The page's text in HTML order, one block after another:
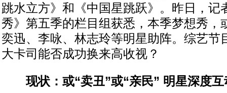
跳水立方》和《中国星跳跃》。昨日，记
秀》第五季的栏目组获悉，本季梦想秀，
奕迅、李咏、林志玲等明星助阵。综艺节
大卡司能否成功换来高收视？
现状：或“卖丑”或“亲民” 明星深度